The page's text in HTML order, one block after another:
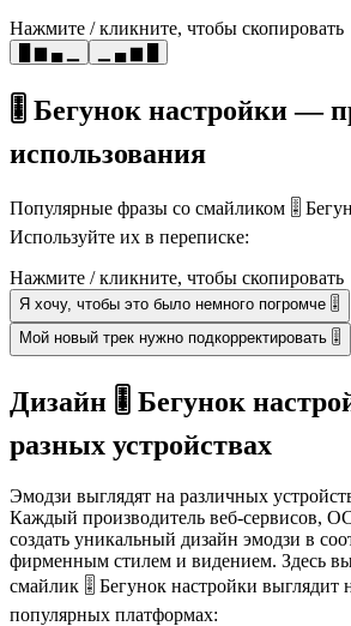
Нажмите / кликните, чтобы скопировать
█ ▆ ▄ ▁ ▁ ▄ ▆ █
🎚️ Бегунок настройки —
использования
Популярные фразы со смайликом 🎚️
Используйте их в переписке:
Нажмите / кликните, чтобы скопировать
Я хочу, чтобы это было немного погромче 🎚
Мой новый трек нужно подкорректировать 🎚️
Дизайн 🎚️ Бегунок
разных устройствах
Эмодзи выглядят на различных
Каждый производитель веб-сервисов,
создать уникальный дизайн эмодзи в
фирменным стилем и видением. Здесь
смайлик 🎚️ Бегунок настройки выглядит
популярных платформах: